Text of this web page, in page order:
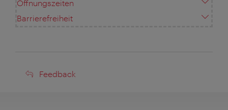
Öffnungszeiten
Barrierefreiheit
Feedback
Feedback